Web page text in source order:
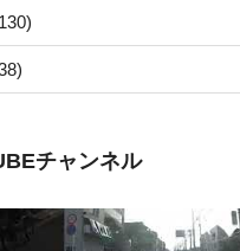
チャンネル